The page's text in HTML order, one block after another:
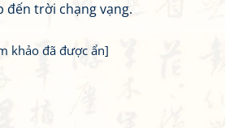
đến trời chạng vạng.
khảo đã được ẩn]